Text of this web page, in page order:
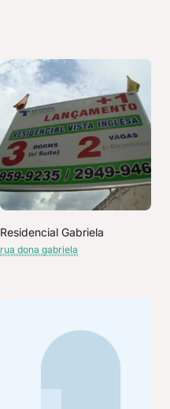
Residencial Gabriela
rua dona gabriela